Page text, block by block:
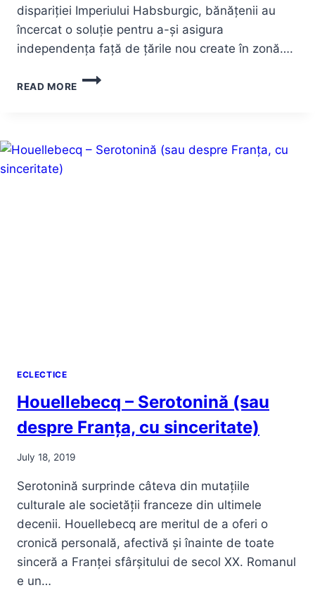
dispariției Imperiului Habsburgic, bănățenii au
încercat o soluție pentru a-și asigura
independența față de țările nou create în zonă….
READ MORE
REPUBLICA
ȘI
ECLECTICE
Houellebecq – Serotonină (sau
despre Franța, cu sinceritate)
July 18, 2019
Serotonină surprinde câteva din mutațiile
culturale ale societății franceze din ultimele
decenii. Houellebecq are meritul de a oferi o
cronică personală, afectivă și înainte de toate
sinceră a Franței sfârșitului de secol XX. Romanul
e un…